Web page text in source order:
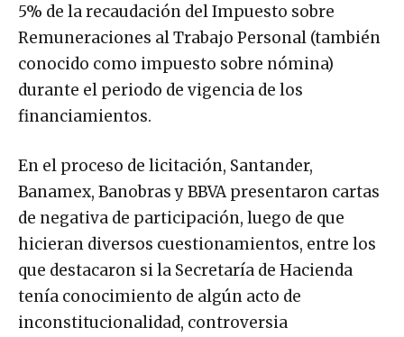
5% de la recaudación del Impuesto sobre
Remuneraciones al Trabajo Personal (también
conocido como impuesto sobre nómina)
durante el periodo de vigencia de los
financiamientos.
En el proceso de licitación, Santander,
Banamex, Banobras y BBVA presentaron cartas
de negativa de participación, luego de que
hicieran diversos cuestionamientos, entre los
que destacaron si la Secretaría de Hacienda
tenía conocimiento de algún acto de
inconstitucionalidad, controversia